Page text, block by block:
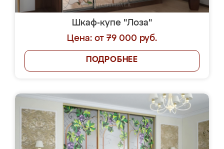
Шкаф-купе "Лоза"
Цена: от 79 000 руб.
ПОДРОБНЕЕ